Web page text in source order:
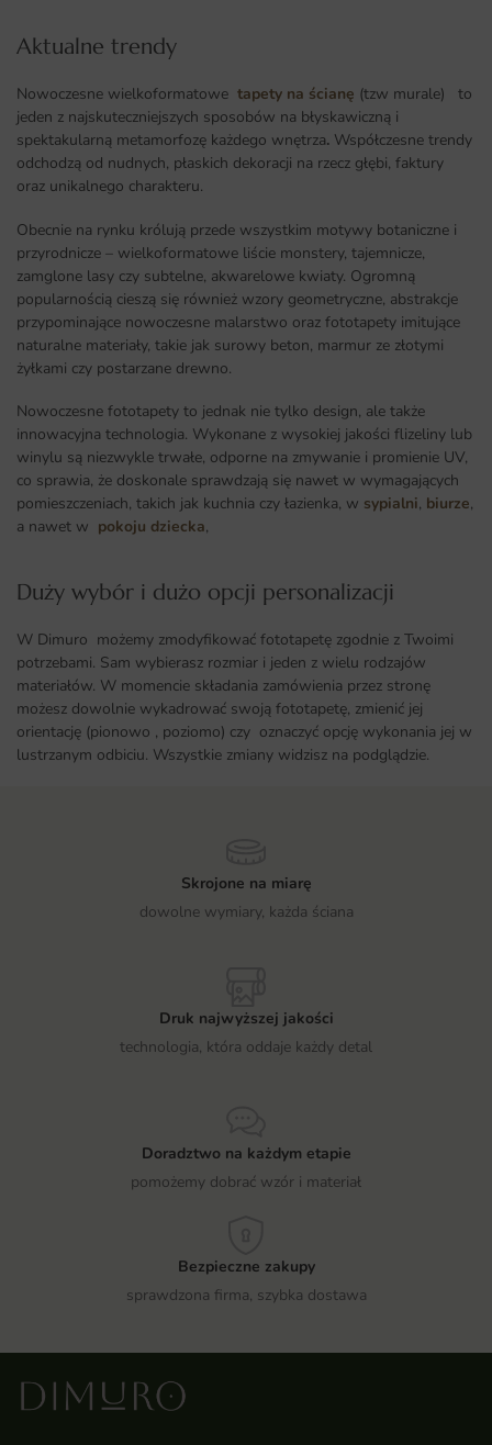
Aktualne trendy​
Nowoczesne wielkoformatowe tapety na ścianę (tzw murale) to
jeden z najskuteczniejszych sposobów na błyskawiczną i
spektakularną metamorfozę każdego wnętrza. Współczesne trendy
odchodzą od nudnych, płaskich dekoracji na rzecz głębi, faktury
oraz unikalnego charakteru.
Obecnie na rynku królują przede wszystkim motywy botaniczne i
przyrodnicze – wielkoformatowe liście monstery, tajemnicze,
zamglone lasy czy subtelne, akwarelowe kwiaty. Ogromną
popularnością cieszą się również wzory geometryczne, abstrakcje
przypominające nowoczesne malarstwo oraz fototapety imitujące
naturalne materiały, takie jak surowy beton, marmur ze złotymi
żyłkami czy postarzane drewno.
Nowoczesne fototapety to jednak nie tylko design, ale także
innowacyjna technologia. Wykonane z wysokiej jakości flizeliny lub
winylu są niezwykle trwałe, odporne na zmywanie i promienie UV,
co sprawia, że doskonale sprawdzają się nawet w wymagających
pomieszczeniach, takich jak kuchnia czy łazienka, w sypialni, biurze,
a nawet w pokoju dziecka,
Duży wybór i dużo opcji personalizacji ​
W Dimuro możemy zmodyfikować fototapetę zgodnie z Twoimi
potrzebami. Sam wybierasz rozmiar i jeden z wielu rodzajów
materiałów. W momencie składania zamówienia przez stronę
możesz dowolnie wykadrować swoją fototapetę, zmienić jej
orientację (pionowo , poziomo) czy oznaczyć opcję wykonania jej w
lustrzanym odbiciu. Wszystkie zmiany widzisz na podglądzie.
Skrojone na miarę
dowolne wymiary, każda ściana
Druk najwyższej jakości
technologia, która oddaje każdy detal
Doradztwo na każdym etapie
pomożemy dobrać wzór i materiał
Bezpieczne zakupy
sprawdzona firma, szybka dostawa